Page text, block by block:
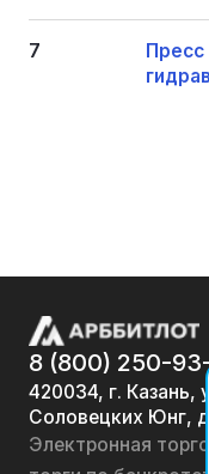
7
Пресс
8 (800) 250-
420034, г. Казань,
Соловецких Юнг, д.
Электронная